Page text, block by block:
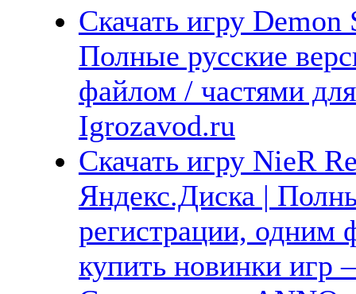
Скачать игру
Полные русские
файлом / частями
Igrozavod.ru
Скачать игру NieR
Яндекс.Диска |
регистрации, одним
купить новинки